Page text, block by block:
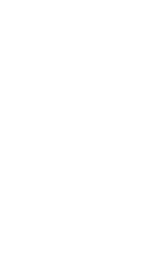
kan laten registreren.
52 jaar oud. Zie de foto's.
gebruikt is en opgevouwen heeft